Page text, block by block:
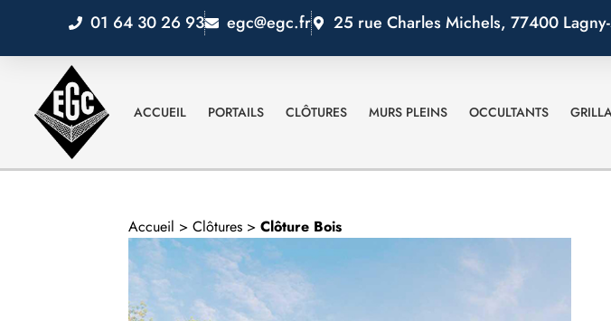
01 64 30 26 93 egc@egc.fr 25 rue Charles Michels, 77400
ACCUEIL PORTAILS CLÔTURES MURS PLEINS OCCULTANTS
Accueil > Clôtures > Clôture Bois